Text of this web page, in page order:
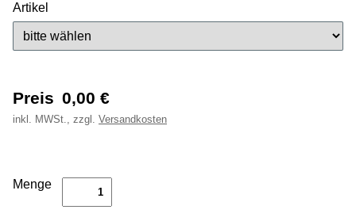
Artikel
Preis 0,00 €
inkl. MWSt., zzgl. Versandkosten
Menge